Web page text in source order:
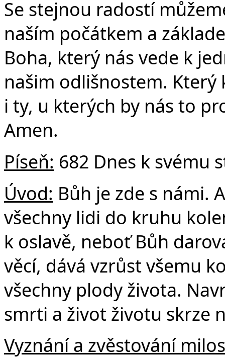
Se stejnou radostí
naším počátkem a
Boha, který nás vede k
našim odlišnostem.
i ty, u kterých by nás to
Amen.
Píseň: 682 Dnes k svému
Úvod: Bůh je zde s námi.
všechny lidi do kruhu
k oslavě, neboť Bůh
věcí, dává vzrůst všemu
všechny plody života.
smrti a život životu skrze
Vyznání a zvěstování